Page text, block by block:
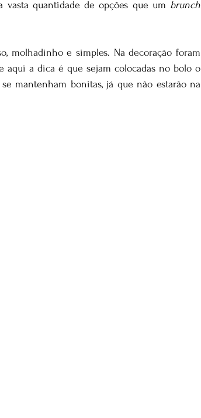
quantidade de opções que um brunch
molhadinho e simples. Na decoração foram
aqui a dica é que sejam colocadas no bolo o
mantenham bonitas, já que não estarão na